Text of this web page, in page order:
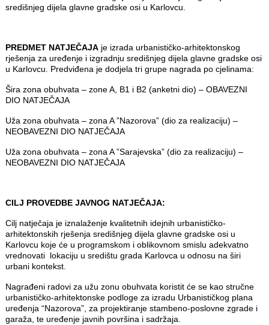
središnjeg dijela glavne gradske osi u Karlovcu.
PREDMET NATJEČAJAje izrada urbanističko-arhitektonskog
rješenja za uređenje i izgradnju središnjeg dijela glavne gradske osi
u Karlovcu. Predviđena je dodjela tri grupe nagrada po cjelinama:
Šira zona obuhvata – zone A, B1 i B2 (anketni dio) – OBAVEZNI
DIO NATJEČAJA
Uža zona obuhvata – zona A ”Nazorova” (dio za realizaciju) –
NEOBAVEZNI DIO NATJEČAJA
Uža zona obuhvata – zona A ”Sarajevska” (dio za realizaciju) –
NEOBAVEZNI DIO NATJEČAJA
CILJ PROVEDBE JAVNOG NATJEČAJA:
Cilj natječaja je iznalaženje kvalitetnih idejnih urbanističko-
arhitektonskih rješenja središnjeg dijela glavne gradske osi u
Karlovcu koje će u programskom i oblikovnom smislu adekvatno
vrednovati lokaciju u središtu grada Karlovca u odnosu na širi
urbani kontekst.
Nagrađeni radovi za užu zonu obuhvata koristit će se kao stručne
urbanističko-arhitektonske podloge za izradu Urbanističkog plana
uređenja “Nazorova”, za projektiranje stambeno-poslovne zgrade i
garaža, te uređenje javnih površina i sadržaja.